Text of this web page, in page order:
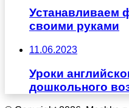
Устанавливаем
своими руками
11.06.2023
Уроки
дошкольного